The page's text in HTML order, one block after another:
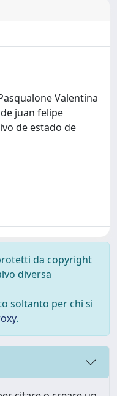
Valentina
juan felipe
de estado de
da copyright
diversa
soltanto per chi si
.